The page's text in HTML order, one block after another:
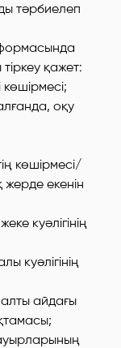
тәрбиелеп
қажет:
көшірмесі;
оқу
көшірмесі/
жерде екенін
куәлігінің
куәлігінің
айдағы